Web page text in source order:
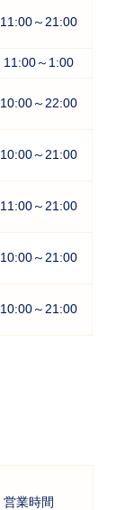
11:00～21:00
11:00～1:00
10:00～22:00
10:00～21:00
11:00～21:00
10:00～21:00
10:00～21:00
営業時間